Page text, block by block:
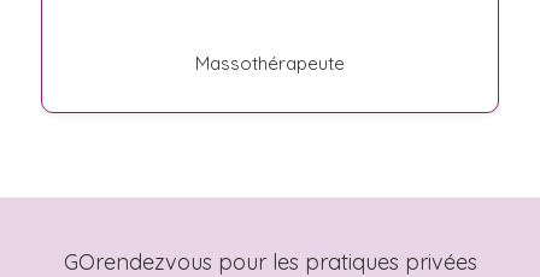
Massothérapeute
GOrendezvous pour les pratiques privées